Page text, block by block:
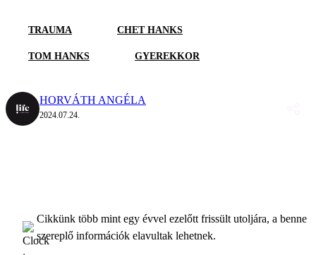
TRAUMA CHET HANKS
TOM HANKS GYEREKKOR
HORVÁTH ANGÉLA
2024.07.24.
Cikkünk több mint egy évvel ezelőtt frissült utoljára, a benne
szereplő információk elavultak lehetnek.